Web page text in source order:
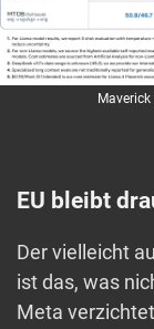
EU bleibt
Der vielleicht
ist das, was
Meta